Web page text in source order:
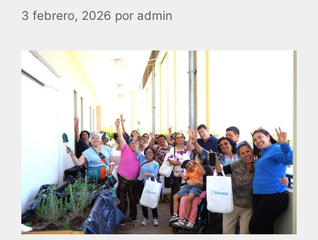
3 febrero, 2026 por admin